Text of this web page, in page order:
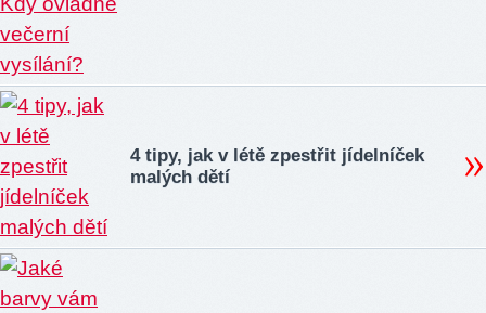
4 tipy, jak v létě zpestřit jídelníček
malých dětí